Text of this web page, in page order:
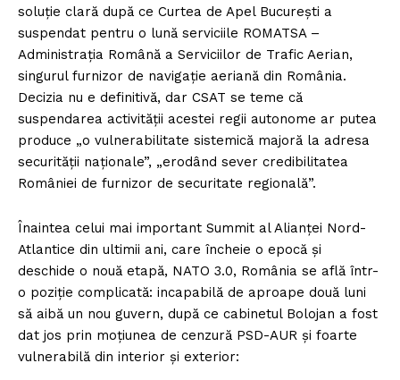
soluție clară după ce Curtea de Apel București a
suspendat pentru o lună serviciile ROMATSA –
Administrația Română a Serviciilor de Trafic Aerian,
singurul furnizor de navigație aeriană din România.
Decizia nu e definitivă, dar CSAT se teme că
suspendarea activității acestei regii autonome ar putea
produce „o vulnerabilitate sistemică majoră la adresa
securității naționale”, „erodând sever credibilitatea
României de furnizor de securitate regională”.
Înaintea celui mai important Summit al Alianței Nord-
Atlantice din ultimii ani, care încheie o epocă și
deschide o nouă etapă, NATO 3.0, România se află într-
o poziție complicată: incapabilă de aproape două luni
să aibă un nou guvern, după ce cabinetul Bolojan a fost
dat jos prin moțiunea de cenzură PSD-AUR și foarte
vulnerabilă din interior și exterior: